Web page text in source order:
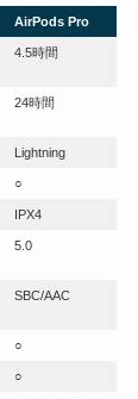
AirPods Pro
4.5時間
24時間
Lightning
○
IPX4
5.0
SBC/AAC
○
○